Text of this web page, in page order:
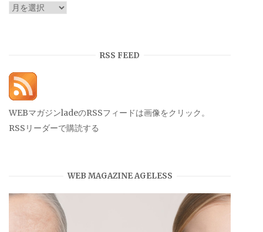
ア
RSS FEED
WEBマガジンladeのRSSフィードは画像をクリック。
RSSリーダーで購読する
WEB MAGAZINE AGELESS